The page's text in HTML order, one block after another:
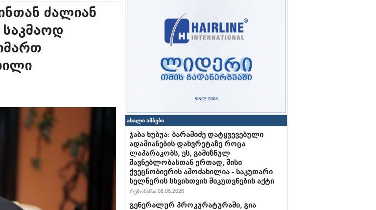
ძალიან
ახალი ამბები
ჯაბა ხუბუა: ბარამიძე დატყვევებული
ადამიანების დახვრეტაზე როცა
ლაპარაკობს, ეს, გამიზნულ
მავნებლობასთან ერთად, მისი
ქვეცნობიერის ამოძახილია - საკუთარი
ხელწერის სხვისთვის მიკუთვნების აქტი
რეზონანსი 08.08.2026
გენერალურ პროკურატურაში, გია